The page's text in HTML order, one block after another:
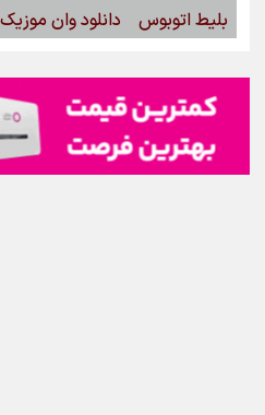
بلیط اتوبوس
دانلود وان موزیک